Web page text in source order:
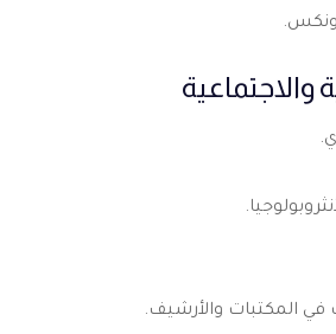
والاجتماعية
في المكتبات والأرشيف.